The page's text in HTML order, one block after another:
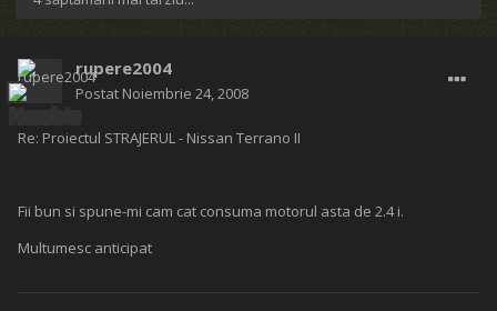
rupere2004
Postat Noiembrie 24, 2008
Re: Proiectul STRAJERUL - Nissan Terrano II
Fii bun si spune-mi cam cat consuma motorul asta de 2.4 i.
Multumesc anticipat